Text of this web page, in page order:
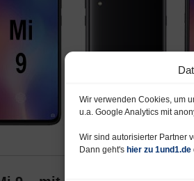
Wir verwenden Cookies, um
u.a. Google Analytics mit
Wir sind autorisierter Partner
Dann geht's hier zu 1und1.de